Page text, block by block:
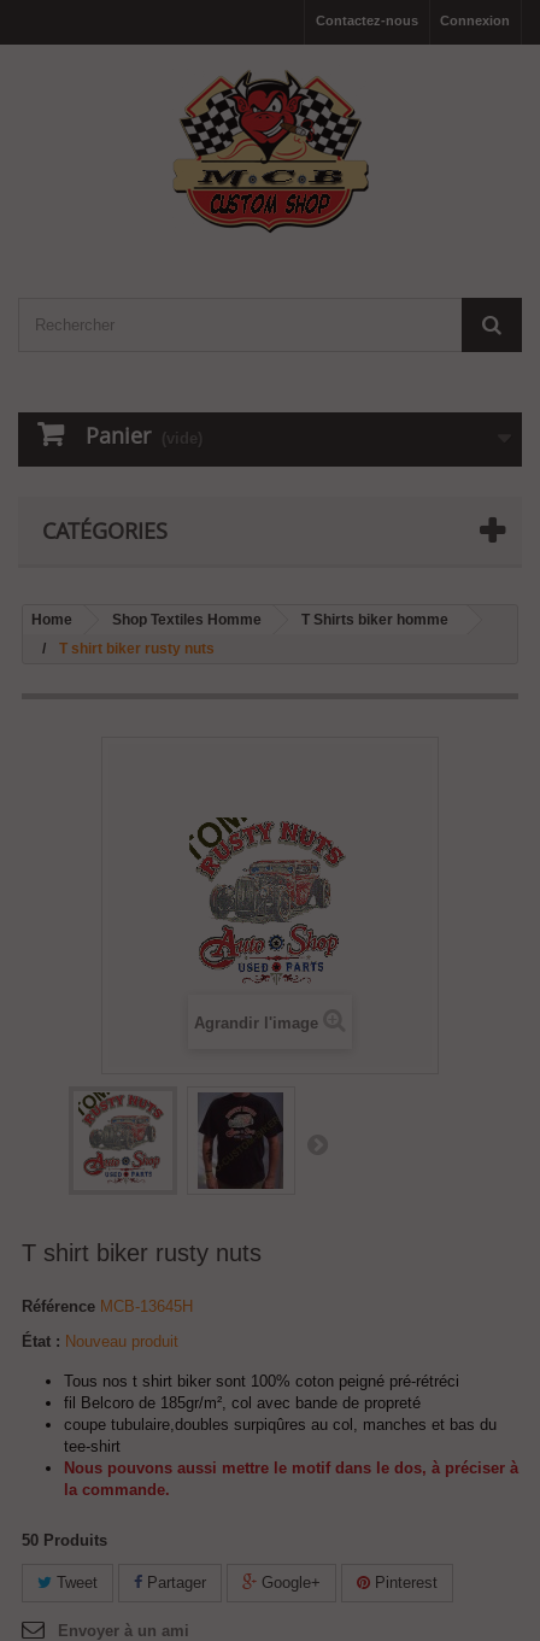
Connexion
Contactez-nous
Panier (vide)
CATÉGORIES
Home Shop Textiles Homme
T Shirts biker homme
T shirt biker rusty nuts
Agrandir l'image
T shirt biker rusty nuts
Référence MCB-13645H
État : Nouveau produit
Tous nos t shirt biker sont 100% coton peigné pré-rétréci
fil Belcoro de 185gr/m², col avec bande de propreté
coupe tubulaire,doubles surpiqûres au col, manches et bas du
tee-shirt
Nous pouvons aussi mettre le motif dans le dos, à préciser à
la commande.
50 Produits
Tweet Partager Google+ Pinterest
Envoyer à un ami